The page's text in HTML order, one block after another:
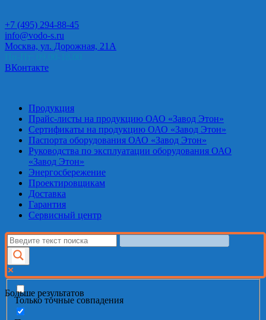
+7 (495) 294-88-45
info@vodo-s.ru
Москва, ул. Дорожная, 21А
ВКонтакте
Продукция
Прайс-листы на продукцию ОАО «Завод Этон»
Сертификаты на продукцию ОАО «Завод Этон»
Паспорта оборудования ОАО «Завод Этон»
Руководства по эксплуатации оборудования ОАО
«Завод Этон»
Энергосбережение
Проектировщикам
Доставка
Гарантия
Сервисный центр
Больше результатов
Только точные совпадения